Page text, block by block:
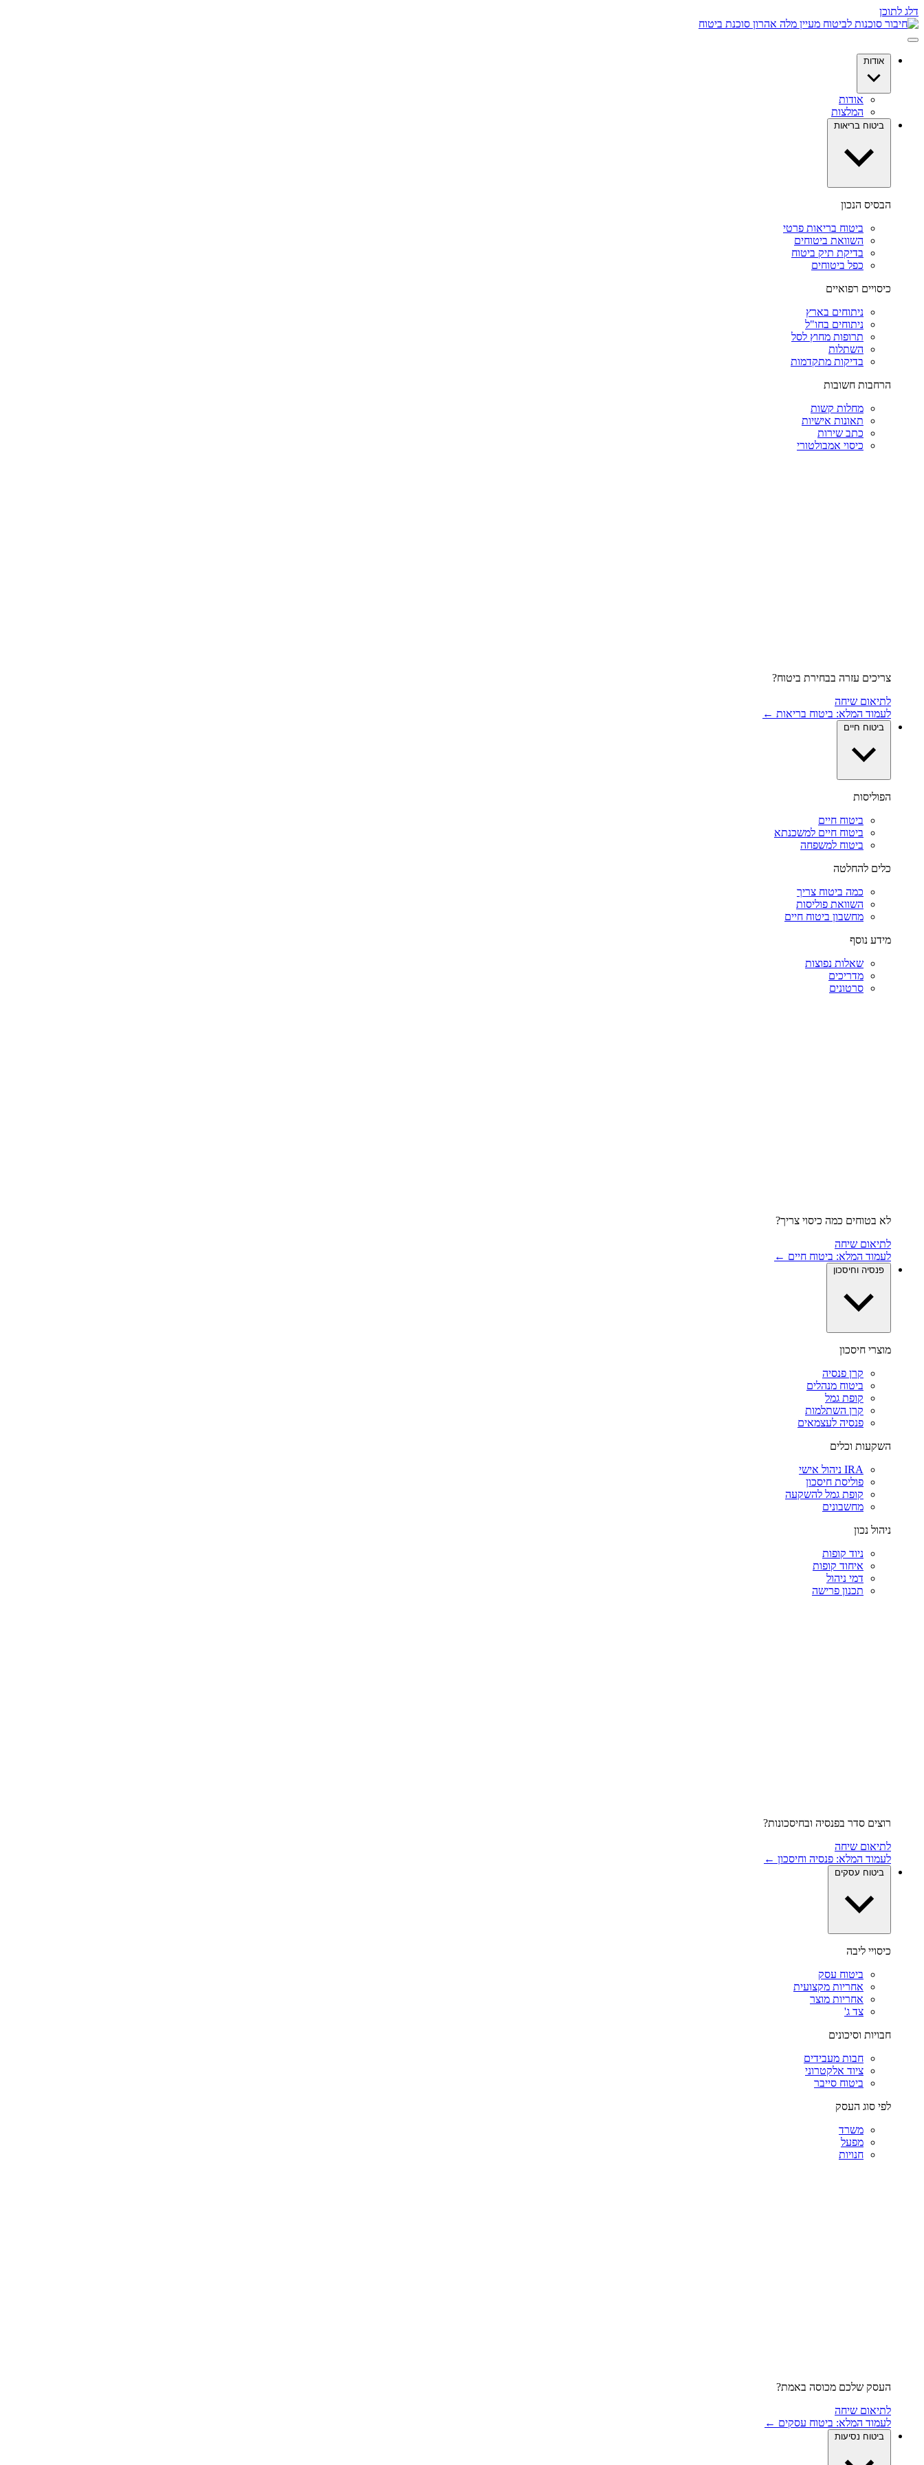
דלג לתוכן
אודות
אודות
המלצות
ביטוח בריאות
הבסיס הנכון
ביטוח בריאות פרטי
השוואת ביטוחים
בדיקת תיק ביטוח
כפל ביטוחים
כיסויים רפואיים
ניתוחים בארץ
ניתוחים בחו"ל
תרופות מחוץ לסל
השתלות
בדיקות מתקדמות
הרחבות חשובות
מחלות קשות
תאונות אישיות
כתב שירות
כיסוי אמבולטורי
צריכים עזרה בבחירת ביטוח?
לתיאום שיחה
לעמוד המלא: ביטוח בריאות ←
ביטוח חיים
הפוליסות
ביטוח חיים
ביטוח חיים למשכנתא
ביטוח למשפחה
כלים להחלטה
כמה ביטוח צריך
השוואת פוליסות
מחשבון ביטוח חיים
מידע נוסף
שאלות נפוצות
מדריכים
סרטונים
לא בטוחים כמה כיסוי צריך?
לתיאום שיחה
לעמוד המלא: ביטוח חיים ←
פנסיה וחיסכון
מוצרי חיסכון
קרן פנסיה
ביטוח מנהלים
קופת גמל
קרן השתלמות
פנסיה לעצמאים
השקעות וכלים
IRA ניהול אישי
פוליסת חיסכון
קופת גמל להשקעה
מחשבונים
ניהול נכון
ניוד קופות
איחוד קופות
דמי ניהול
תכנון פרישה
רוצים סדר בפנסיה ובחיסכונות?
לתיאום שיחה
לעמוד המלא: פנסיה וחיסכון ←
ביטוח עסקים
כיסויי ליבה
ביטוח עסק
אחריות מקצועית
אחריות מוצר
צד ג'
חבויות וסיכונים
חבות מעבידים
ציוד אלקטרוני
ביטוח סייבר
לפי סוג העסק
משרד
מפעל
חנויות
העסק שלכם מכוסה באמת?
לתיאום שיחה
לעמוד המלא: ביטוח עסקים ←
ביטוח נסיעות